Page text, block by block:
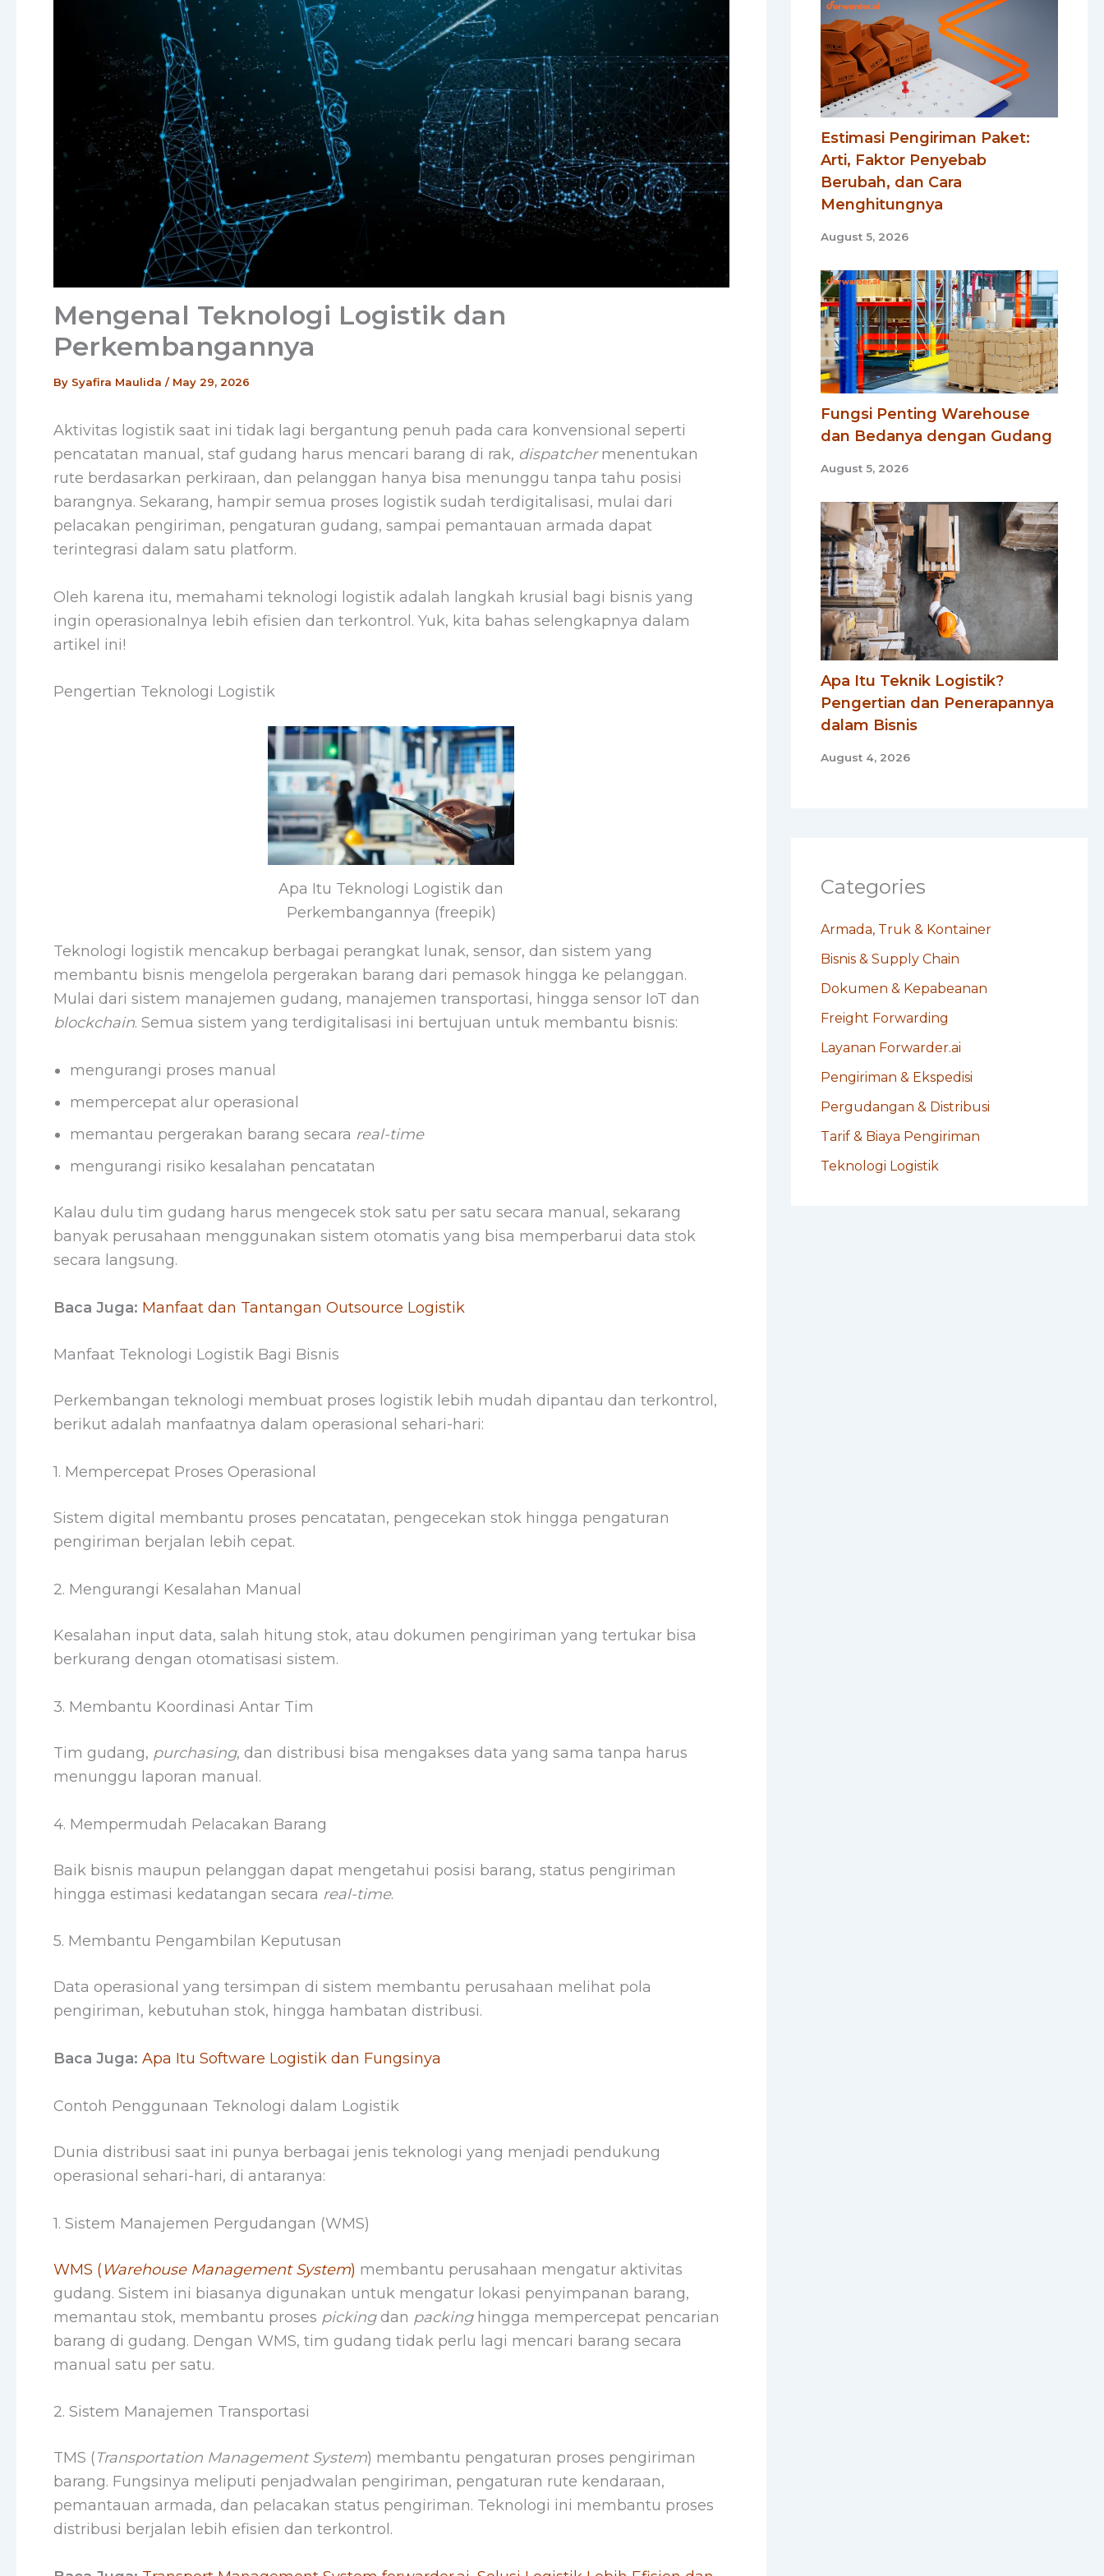
Mengenal Teknologi Logistik dan
Perkembangannya
By Syafira Maulida / May 29, 2026
Aktivitas logistik saat ini tidak lagi bergantung penuh pada cara konvensional seperti
pencatatan manual, staf gudang harus mencari barang di rak, dispatchermenentukan
rute berdasarkan perkiraan, dan pelanggan hanya bisa menunggu tanpa tahu posisi
barangnya. Sekarang, hampir semua proses logistik sudah terdigitalisasi, mulai dari
pelacakan pengiriman, pengaturan gudang, sampai pemantauan armada dapat
terintegrasi dalam satu platform.
Oleh karena itu, memahami teknologi logistik adalah langkah krusial bagi bisnis yang
ingin operasionalnya lebih efisien dan terkontrol. Yuk, kita bahas selengkapnya dalam
artikel ini!
Pengertian Teknologi Logistik
Apa Itu Teknologi Logistik dan
Perkembangannya (freepik)
Teknologi logistik mencakup berbagai perangkat lunak, sensor, dan sistem yang
membantu bisnis mengelola pergerakan barang dari pemasok hingga ke pelanggan.
Mulai dari sistem manajemen gudang, manajemen transportasi, hingga sensor IoT dan
blockchain. Semua sistem yang terdigitalisasi ini bertujuan untuk membantu bisnis:
mengurangi proses manual
mempercepat alur operasional
memantau pergerakan barang secara real-time
mengurangi risiko kesalahan pencatatan
Kalau dulu tim gudang harus mengecek stok satu per satu secara manual, sekarang
banyak perusahaan menggunakan sistem otomatis yang bisa memperbarui data stok
secara langsung.
Baca Juga: Manfaat dan Tantangan Outsource Logistik
Manfaat Teknologi Logistik Bagi Bisnis
Perkembangan teknologi membuat proses logistik lebih mudah dipantau dan terkontrol,
berikut adalah manfaatnya dalam operasional sehari-hari:
1. Mempercepat Proses Operasional
Sistem digital membantu proses pencatatan, pengecekan stok hingga pengaturan
pengiriman berjalan lebih cepat.
2. Mengurangi Kesalahan Manual
Kesalahan input data, salah hitung stok, atau dokumen pengiriman yang tertukar bisa
berkurang dengan otomatisasi sistem.
3. Membantu Koordinasi Antar Tim
Tim gudang, purchasing, dan distribusi bisa mengakses data yang sama tanpa harus
menunggu laporan manual.
4. Mempermudah Pelacakan Barang
Baik bisnis maupun pelanggan dapat mengetahui posisi barang, status pengiriman
hingga estimasi kedatangan secara real-time.
5. Membantu Pengambilan Keputusan
Data operasional yang tersimpan di sistem membantu perusahaan melihat pola
pengiriman, kebutuhan stok, hingga hambatan distribusi.
Baca Juga: Apa Itu Software Logistik dan Fungsinya
Contoh Penggunaan Teknologi dalam Logistik
Dunia distribusi saat ini punya berbagai jenis teknologi yang menjadi pendukung
operasional sehari-hari, di antaranya:
1. Sistem Manajemen Pergudangan (WMS)
WMS (Warehouse Management System) membantu perusahaan mengatur aktivitas
gudang. Sistem ini biasanya digunakan untuk mengatur lokasi penyimpanan barang,
memantau stok, membantu proses pickingdan packinghingga mempercepat pencarian
barang di gudang. Dengan WMS, tim gudang tidak perlu lagi mencari barang secara
manual satu per satu.
2. Sistem Manajemen Transportasi
TMS (Transportation Management System) membantu pengaturan proses pengiriman
barang. Fungsinya meliputi penjadwalan pengiriman, pengaturan rute kendaraan,
pemantauan armada, dan pelacakan status pengiriman. Teknologi ini membantu proses
distribusi berjalan lebih efisien dan terkontrol.
Estimasi Pengiriman Paket:
Arti, Faktor Penyebab
Berubah, dan Cara
Menghitungnya
August 5, 2026
Fungsi Penting Warehouse
dan Bedanya dengan Gudang
August 5, 2026
Apa Itu Teknik Logistik?
Pengertian dan Penerapannya
dalam Bisnis
August 4, 2026
Categories
Armada, Truk & Kontainer
Bisnis & Supply Chain
Dokumen & Kepabeanan
Freight Forwarding
Layanan Forwarder.ai
Pengiriman & Ekspedisi
Pergudangan & Distribusi
Tarif & Biaya Pengiriman
Teknologi Logistik